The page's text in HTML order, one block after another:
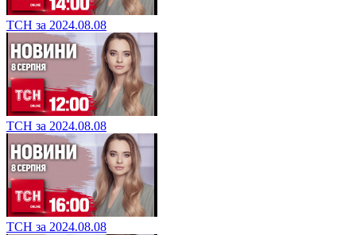
ТСН за 2024.08.08
ТСН за 2024.08.08
ТСН за 2024.08.08